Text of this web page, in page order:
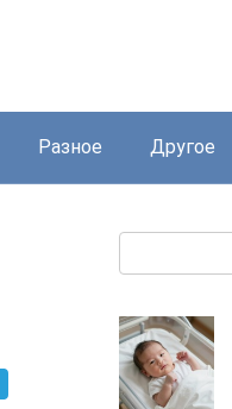
Разное Другое